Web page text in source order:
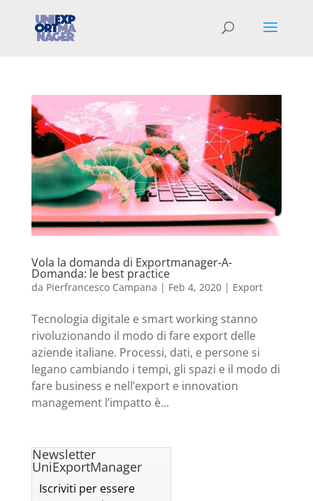
Vola la domanda di Exportmanager-A-
Domanda: le best practice
da Pierfrancesco Campana | Feb 4, 2020| Export
Tecnologia digitale e smart working stanno
rivoluzionando il modo di fare export delle
aziende italiane. Processi, dati, e persone si
legano cambiando i tempi, gli spazi e il modo di
fare business e nell’export e innovation
management l’impatto è...
Newsletter
UniExportManager
Iscriviti per essere